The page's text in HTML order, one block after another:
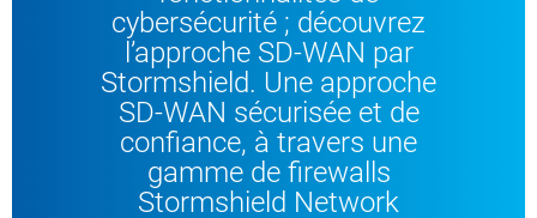
cybersécurité ; découvrez
l’approche SD-WAN par
Stormshield. Une approche
SD-WAN sécurisée et de
confiance, à travers une
gamme de firewalls
Stormshield Network